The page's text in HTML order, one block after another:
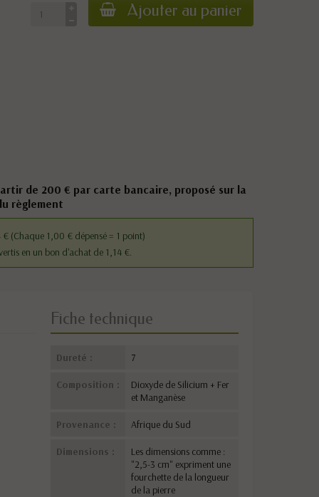
Ajouter au panier
de 200 € par carte bancaire, proposé sur la
règlement
€ (Chaque 1,00 € dépensé = 1 point)
en un bon d'achat de 1,14 €.
Fiche technique
Dureté : 7
Composition :
Dioxyde de Silicium + Fer
et Manganèse
Provenance : Afrique du Sud
Dimensions :
Les dimensions comme :
"2,5-3 cm" expriment une
fourchette de la longueur
de la pierre